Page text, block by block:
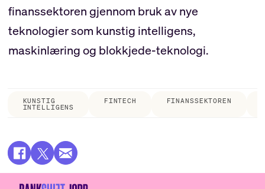
finanssektoren gjennom bruk av nye
teknologier som kunstig intelligens,
maskinlæring og blokkjede-teknologi.
KUNSTIG
INTELLIGENS
FINTECH FINANSSEKTOREN